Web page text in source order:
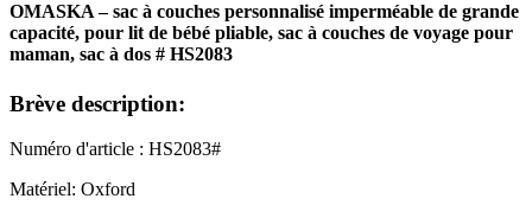
OMASKA – sac à couches personnalisé imperméable de grande
capacité, pour lit de bébé pliable, sac à couches de voyage pour
maman, sac à dos # HS2083
Brève description:
Numéro d'article : HS2083#
Matériel: Oxford